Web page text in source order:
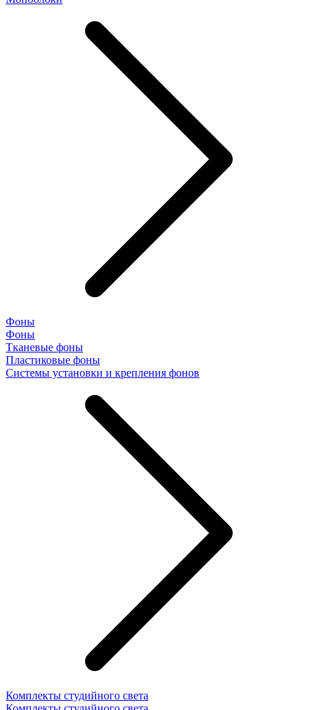
Фоны
Фоны
Тканевые фоны
Пластиковые фоны
Системы установки и крепления фонов
Комплекты студийного света